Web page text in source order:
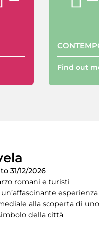
Find out
31/12/2026
romani e turisti
esperienza
alla scoperta di uno
della città